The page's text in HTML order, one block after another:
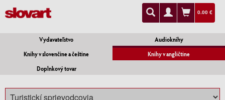
0.00 €
Vydavateľstvo
Audioknihy
Knihy v slovenčine a češtine
Knihy v angličtine
Doplnkový tovar